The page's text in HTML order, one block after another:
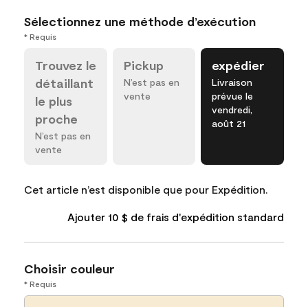
Sélectionnez une méthode d’exécution
* Requis
Trouvez le
détaillant
le plus
proche
N’est pas en
vente
Pickup
N’est pas en
vente
expédier
Livraison
prévue le
vendredi,
août 21
Cet article n’est disponible que pour Expédition.
Ajouter 10 $ de frais d'expédition standard
Choisir couleur
* Requis